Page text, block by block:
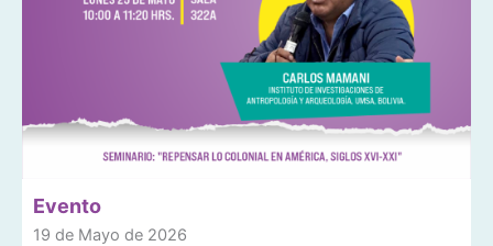
Evento
19 de Mayo de 2026